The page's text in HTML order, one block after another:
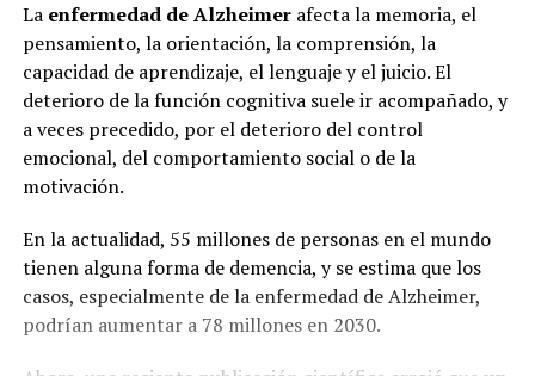
La enfermedad de Alzheimerafecta la memoria, el
pensamiento, la orientación, la comprensión, la
capacidad de aprendizaje, el lenguaje y el juicio. El
deterioro de la función cognitiva suele ir acompañado, y
a veces precedido, por el deterioro del control
emocional, del comportamiento social o de la
motivación.
En la actualidad, 55 millones de personas en el mundo
tienen alguna forma de demencia, y se estima que los
casos, especialmente de la enfermedad de Alzheimer,
podrían aumentar a 78 millones en 2030.